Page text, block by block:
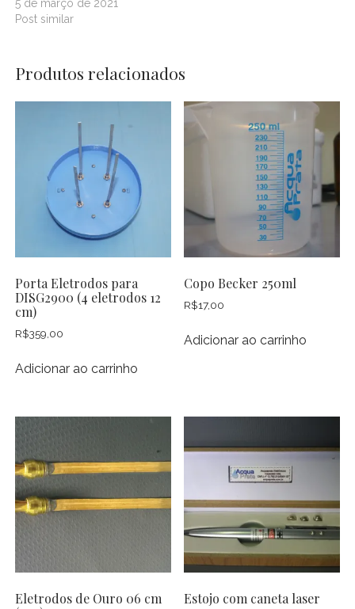
5 de março de 2021
Post similar
Produtos relacionados
Porta Eletrodos para
DISG2900 (4 eletrodos 12
cm)
R$359,00
Adicionar ao carrinho
Copo Becker 250ml
R$17,00
Adicionar ao carrinho
Eletrodos de Ouro 06 cm
Estojo com caneta laser